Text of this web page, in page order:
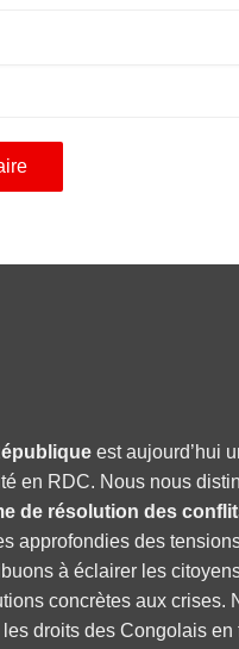
est aujourd’hui
en RDC. Nous nous
de résolution des
approfondies des
à éclairer les
concrètes aux crises.
droits des Congolais en